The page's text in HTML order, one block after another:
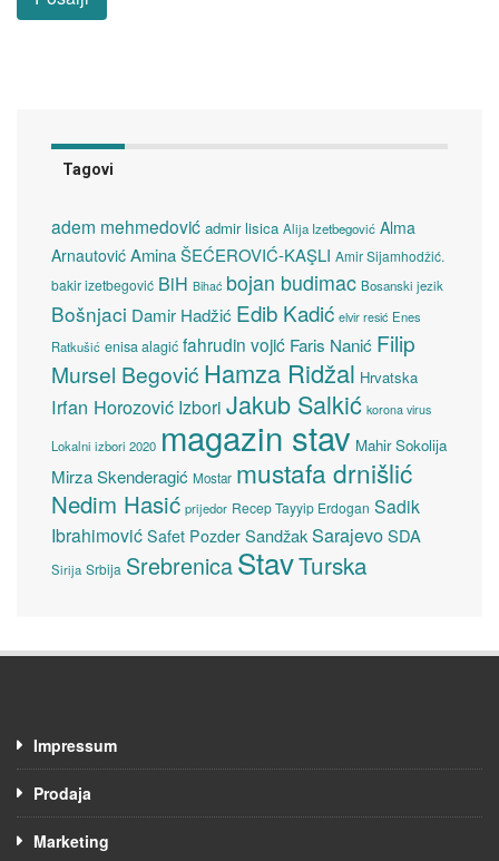
Tagovi
adem mehmedović admir lisica Alija Izetbegović Alma
Arnautović Amina ŠEĆEROVIĆ-KAŞLI Amir Sijamhodžić.
bakir izetbegović BiH Bihać bojan budimac Bosanski jezik
Bošnjaci Damir Hadžić Edib Kadić elvir resić Enes
Ratkušić enisa alagić fahrudin vojić Faris Nanić Filip
Mursel Begović Hamza Ridžal Hrvatska
Irfan Horozović Izbori Jakub Salkić korona virus
Lokalni izbori 2020 magazin stav Mahir Sokolija
Mirza Skenderagić Mostar mustafa drnišlić
Nedim Hasić prijedor Recep Tayyip Erdogan Sadik
Ibrahimović Safet Pozder SandžakSarajevoSDA
Sirija Srbija SrebrenicaStavTurska
Impressum
Prodaja
Marketing